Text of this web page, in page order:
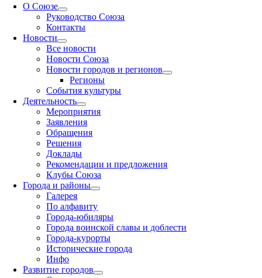
О Союзе
Руководство Союза
Контакты
Новости
Все новости
Новости Союза
Новости городов и регионов
Регионы
События культуры
Деятельность
Мероприятия
Заявления
Обращения
Решения
Доклады
Рекомендации и предложения
Клубы Союза
Города и районы
Галерея
По алфавиту
Города-юбиляры
Города воинской славы и доблести
Города-курорты
Исторические города
Инфо
Развитие городов